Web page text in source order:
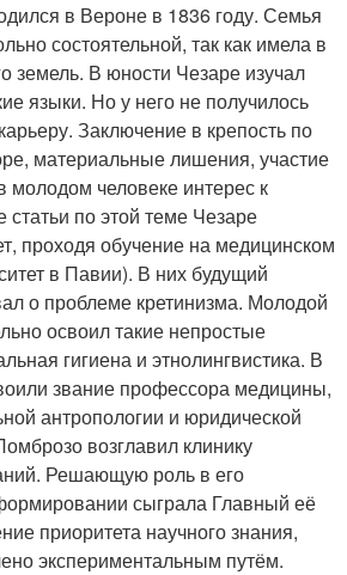
в Вероне в 1836 году. Семья
состоятельной, так как имела в
земель. В юности Чезаре изучал
языки. Но у него не получилось
Заключение в крепость по
материальные лишения, участие
молодом человеке интерес к
по этой теме Чезаре
проходя обучение на медицинском
в Павии). В них будущий
о проблеме кретинизма. Молодой
освоил такие непростые
гигиена и этнолингвистика. В
звание профессора медицины,
антропологии и юридической
возглавил клинику
Решающую роль в его
сыграла Главный её
приоритета научного знания,
экспериментальным путём.